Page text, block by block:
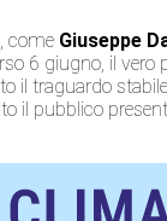
come Giuseppe
6 giugno, il
il traguardo
il pubblico